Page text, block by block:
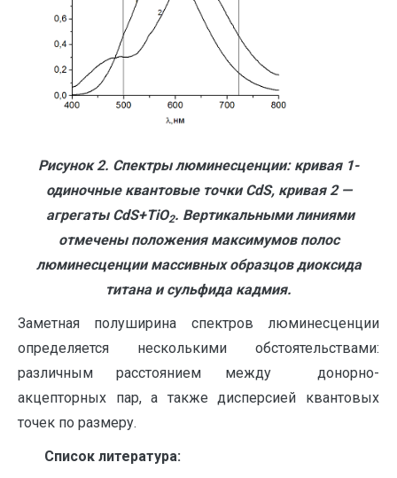
Рисунок 2. Спектры люминесценции: кривая 1-
одиночные квантовые точки CdS, кривая 2 —
агрегаты CdS+TiO2. Вертикальными линиями
отмечены положения максимумов полос
люминесценции массивных образцов диоксида
титана и сульфида кадмия.
Заметная полуширина спектров люминесценции
определяется несколькими обстоятельствами:
различным расстоянием между донорно-
акцепторных пар, а также дисперсией квантовых
точек по размеру.
Список литература: